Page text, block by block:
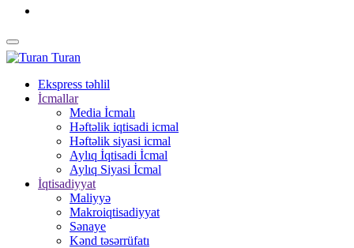
Turan
Ekspress təhlil
İcmallar
Media İcmalı
Həftəlik iqtisadi icmal
Həftəlik siyasi icmal
Aylıq İqtisadi İcmal
Aylıq Siyasi İcmal
İqtisadiyyat
Maliyyə
Makroiqtisadiyyat
Sənaye
Kənd təsərrüfatı